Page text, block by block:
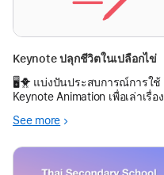
Keynote ปลุกชีวิตในเปลือกไข่
🖥️🐥 แบ่งปันประสบการณ์การใช้
Keynote Animation เพื่อเล่าเรื่อง
มาประยุกต์ใช้ในการสอนวิช
See more